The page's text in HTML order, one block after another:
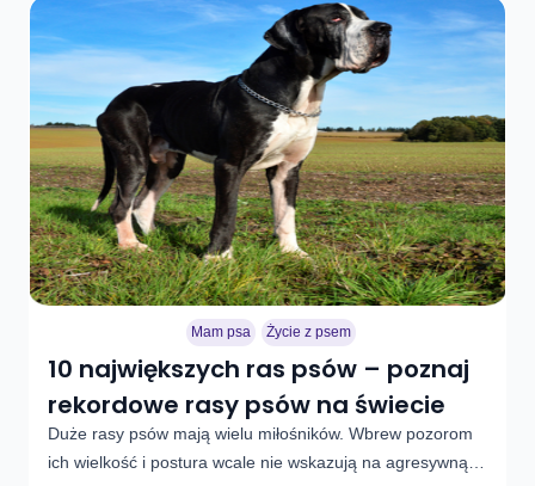
10 największych ras psów – poznaj
rekordowe rasy psów na świecie
Duże rasy psów mają wielu miłośników. Wbrew pozorom
ich wielkość i postura wcale nie wskazują na agresywną…
Mam psa Życie z psem